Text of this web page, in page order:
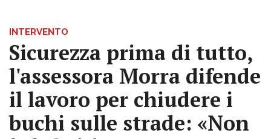
INTERVENTO
Sicurezza prima di tutto,
l'assessora Morra difende
il lavoro per chiudere i
buchi sulle strade: «Non